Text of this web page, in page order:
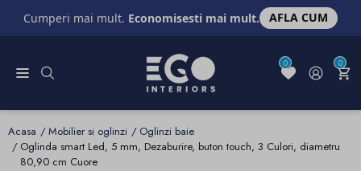
Cumperi mai mult. Economisesti mai mult. AFLA CUM
0 0
Acasa Mobilier si oglinzi
Oglinzi baie
Oglinda smart Led, 5 mm, Dezaburire, buton touch, 3 Culori, diametru
80,90 cm Cuore